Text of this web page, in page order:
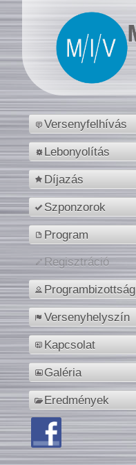
Versenyfelhívás
Lebonyolítás
Díjazás
Szponzorok
Program
Regisztráció
Programbizottság
Versenyhelyszín
Kapcsolat
Galéria
Eredmények